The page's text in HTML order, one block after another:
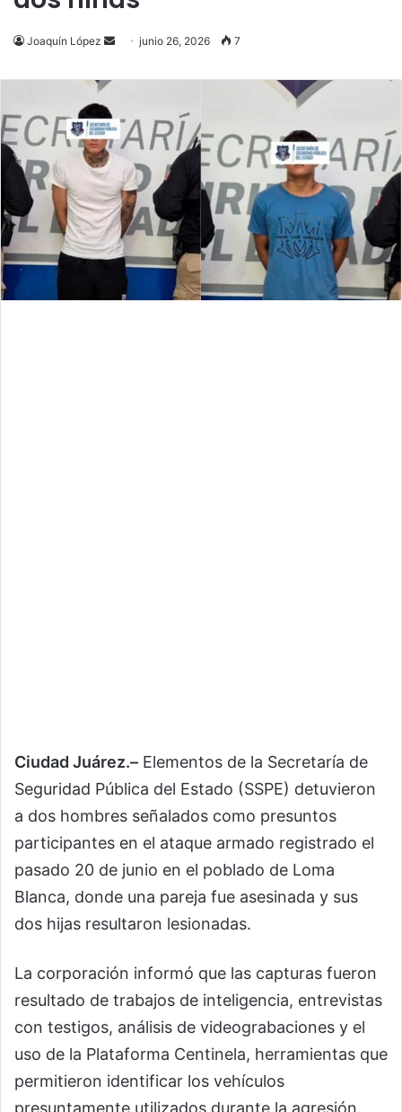
Joaquín López
Send
email
junio 26, 2026 7
Ciudad Juárez.– Elementos de la Secretaría de
Seguridad Pública del Estado (SSPE) detuvieron
a dos hombres señalados como presuntos
participantes en el ataque armado registrado el
pasado 20 de junio en el poblado de Loma
Blanca, donde una pareja fue asesinada y sus
dos hijas resultaron lesionadas.
La corporación informó que las capturas fueron
resultado de trabajos de inteligencia, entrevistas
con testigos, análisis de videograbaciones y el
uso de la Plataforma Centinela, herramientas que
permitieron identificar los vehículos
presuntamente utilizados durante la agresión.